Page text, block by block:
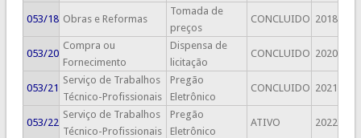
053/18 Obras e Reformas
Tomada de
preços
CONCLUIDO 2018
053/20
Compra ou
Fornecimento
Dispensa de
licitação
CONCLUIDO 2020
053/21
Serviço de Trabalhos
Técnico-Profissionais
Pregão
Eletrônico
CONCLUIDO 2021
053/22
Serviço de Trabalhos
Técnico-Profissionais
Pregão
Eletrônico
ATIVO 2022